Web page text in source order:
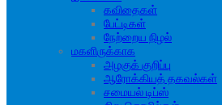
கவிதைகள்
பேட்டிகள்
நேற்றைய நிழல்
மகளிருக்காக
அழகுக் குறிப்பு
ஆரோக்கியத் தகவல்கள்
சமையல் டிப்ஸ்